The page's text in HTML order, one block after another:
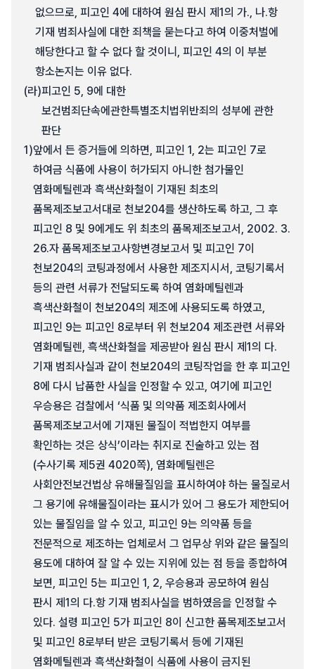
없으므로, 피고인 4에 대하여 원심 판시 제1의 가., 나.항
기재 범죄사실에 대한 죄책을 묻는다고 하여 이중처벌에
해당한다고 할 수 없다 할 것이니, 피고인 4의 이 부분
항소논지는 이유 없다.
(라)피고인 5, 9에 대한
보건범죄단속에관한특별조치법위반죄의 성부에 관한
판단
1)앞에서 든 증거들에 의하면, 피고인 1, 2는 피고인 7로
하여금 식품에 사용이 허가되지 아니한 첨가물인
염화메틸렌과 흑색산화철이 기재된 최초의
품목제조보고서대로 천보204를 생산하도록 하고, 그 후
피고인 8 및 9에게도 위 최초의 품목제조보고서, 2002. 3.
26.자 품목제조보고사항변경보고서 및 피고인 7이
천보204의 코팅과정에서 사용한 제조지시서, 코팅기록서
등의 관련 서류가 전달되도록 하여 염화메틸렌과
흑색산화철이 천보204의 제조에 사용되도록 하였고,
피고인 9는 피고인 8로부터 위 천보204 제조관련 서류와
염화메틸렌, 흑색산화철을 제공받아 원심 판시 제1의 다.
기재 범죄사실과 같이 천보204의 코팅작업을 한 후 피고인
8에 다시 납품한 사실을 인정할 수 있고, 여기에 피고인
우승용은 검찰에서 ‘식품 및 의약품 제조회사에서
품목제조보고서에 기재된 물질이 적법한지 여부를
확인하는 것은 상식’이라는 취지로 진술하고 있는 점
(수사기록 제5권 4020쪽), 염화메틸렌은
사회안전보건법상 유해물질임을 표시하여야 하는 물질로서
그 용기에 유해물질이라는 표시가 있어 그 용도가 제한되어
있는 물질임을 알 수 있고, 피고인 9는 의약품 등을
전문적으로 제조하는 업체로서 그 업무상 위와 같은 물질의
용도에 대하여 잘 알 수 있는 지위에 있는 점 등을 종합하여
보면, 피고인 5는 피고인 1, 2, 우승용과 공모하여 원심
판시 제1의 다.항 기재 범죄사실을 범하였음을 인정할 수
있다. 설령 피고인 5가 피고인 8이 신고한 품목제조보고서
및 피고인 8로부터 받은 코팅기록서 등에 기재된
염화메틸렌과 흑색산화철이 식품에 사용이 금지된